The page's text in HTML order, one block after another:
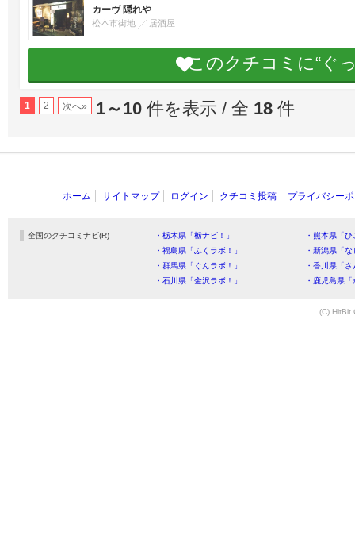
カーヴ 隠れや
松本市街地 居酒屋
このクチコミに“ぐ
1 2 次へ» 1～10 件を表示 / 全 18 件
ホーム サイトマップ ログイン クチコミ投稿 プライバシー
全国のクチコミナビ(R) ・栃木県「栃ナビ！」
・熊本県「
・福島県「ふくラボ！」
・新潟県「
・群馬県「ぐんラボ！」
・香川県「
・石川県「金沢ラボ！」
・鹿児島県
(C) HitBit